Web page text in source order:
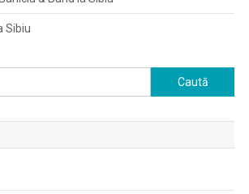
Sibiu
Caută
după: